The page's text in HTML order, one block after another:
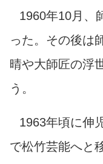
1960年10月、
った。その後は
晴や大師匠の浮
う。
1963年頃に伸
で松竹芸能へと